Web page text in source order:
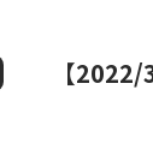
【2022/